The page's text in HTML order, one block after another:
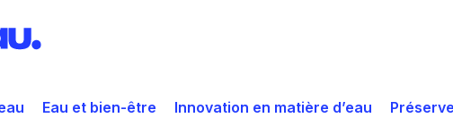
Eau et bien-être Innovation en matière d’eau